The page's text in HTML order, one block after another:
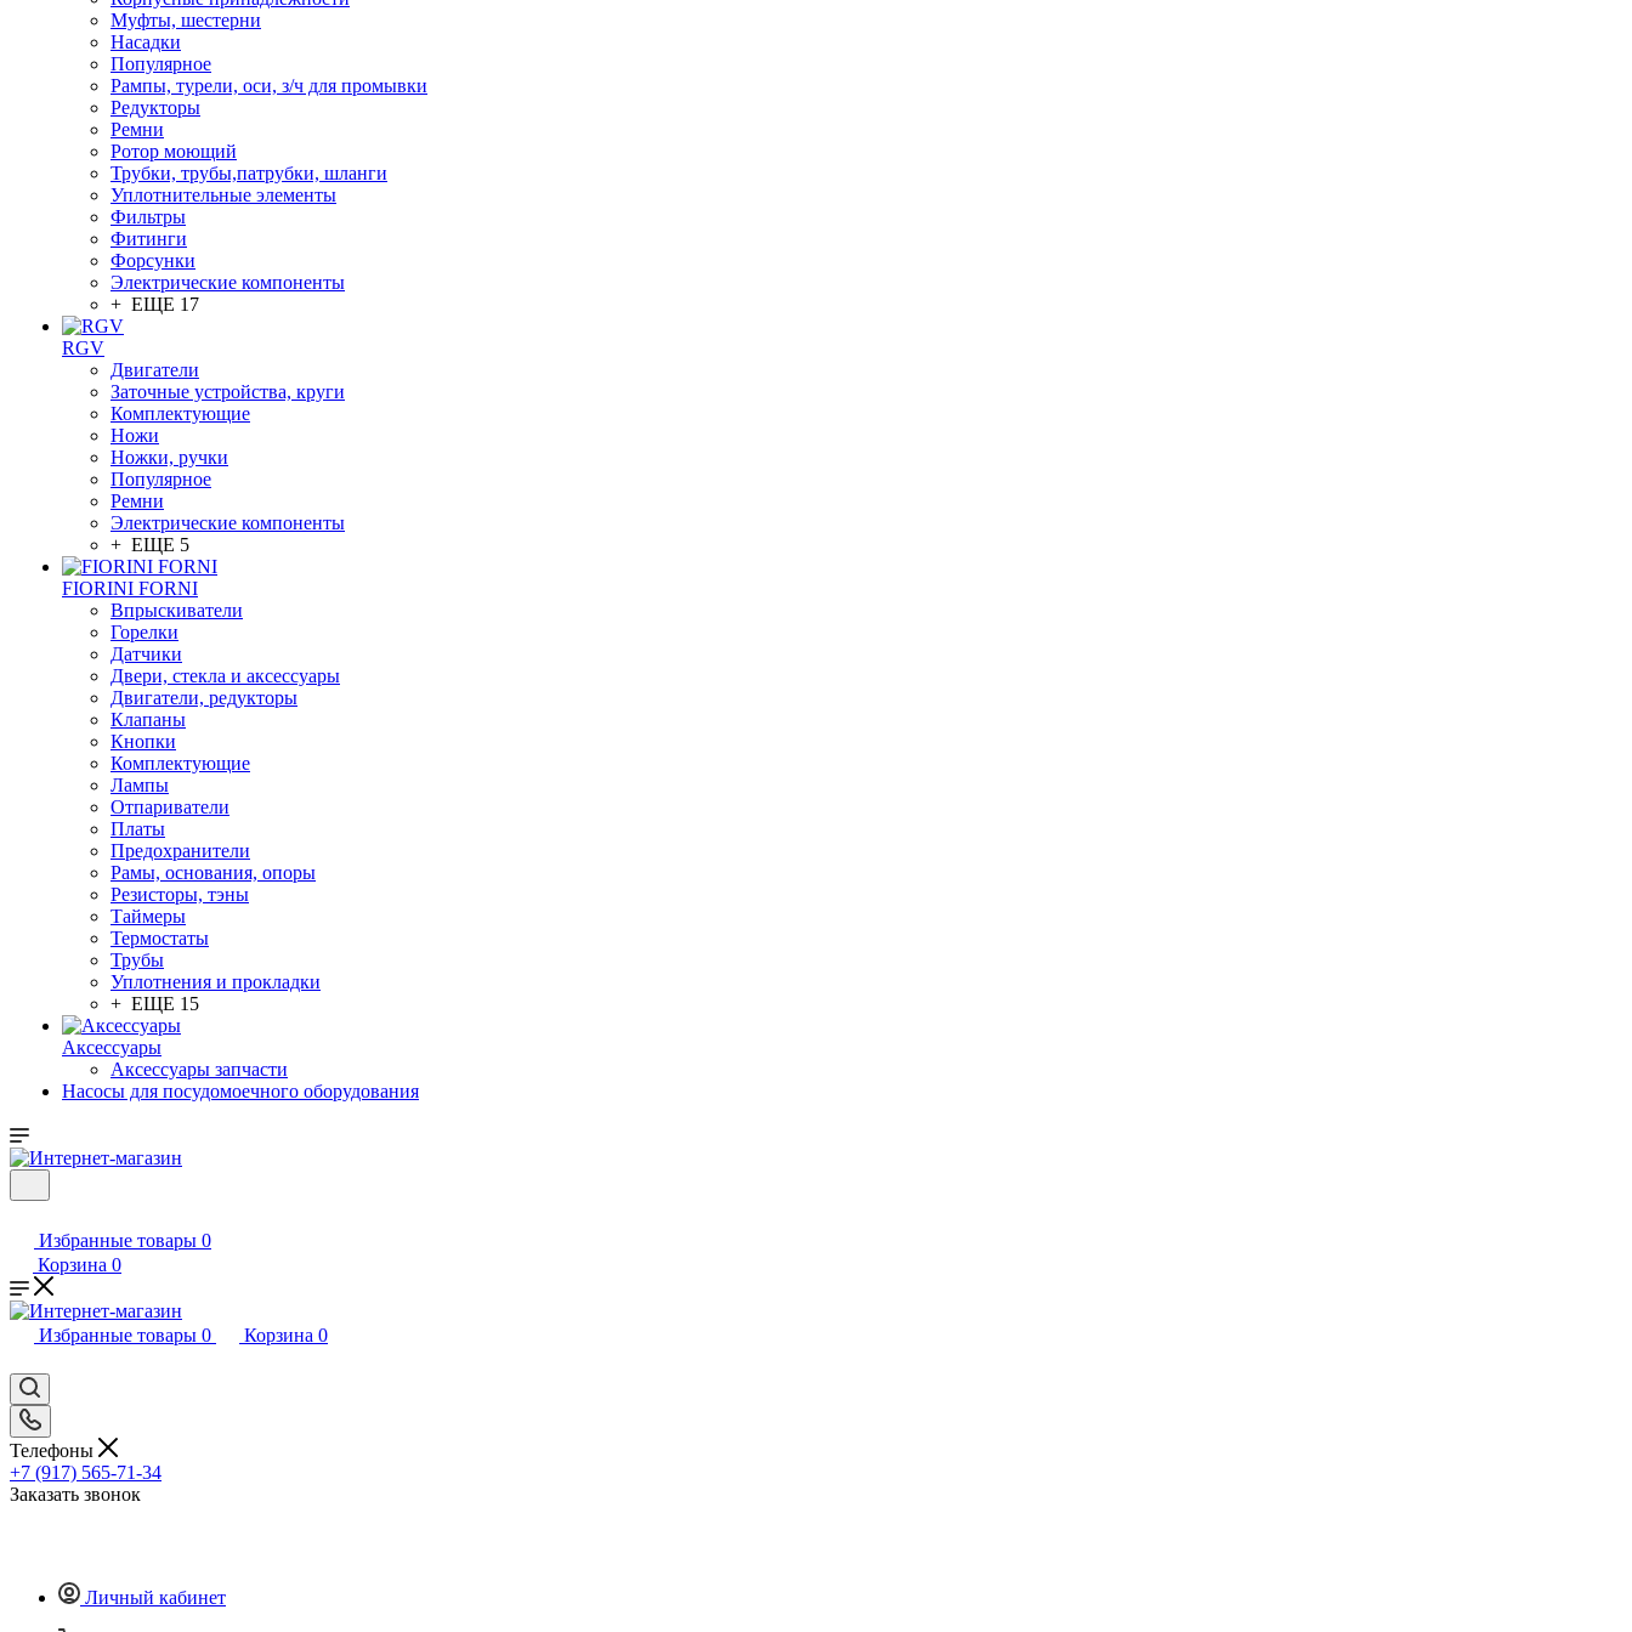
Муфты, шестерни
Насадки
Популярное
Рампы, турели, оси, з/ч для промывки
Редукторы
Ремни
Ротор моющий
Трубки, трубы,патрубки, шланги
Уплотнительные элементы
Фильтры
Фитинги
Форсунки
Электрические компоненты
+ ЕЩЕ 17
RGV
Двигатели
Заточные устройства, круги
Комплектующие
Ножи
Ножки, ручки
Популярное
Ремни
Электрические компоненты
+ ЕЩЕ 5
FIORINI FORNI
Впрыскиватели
Горелки
Датчики
Двери, стекла и аксессуары
Двигатели, редукторы
Клапаны
Кнопки
Комплектующие
Лампы
Отпариватели
Платы
Предохранители
Рамы, основания, опоры
Резисторы, тэны
Таймеры
Термостаты
Трубы
Уплотнения и прокладки
+ ЕЩЕ 15
Аксессуары
Аксессуары запчасти
Насосы для посудомоечного оборудования
Избранные товары 0
Корзина 0
Избранные товары 0 Корзина 0
Телефоны
+7 (917) 565-71-34
Заказать звонок
Личный кабинет